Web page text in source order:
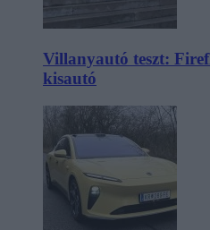
Villanyautó teszt:
kisautó